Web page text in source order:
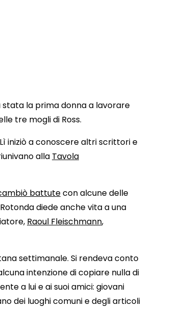
stata la prima donna a lavorare
tre mogli di Ross.
iniziò a conoscere altri scrittori e
alla Tavola
battutecon alcune delle
diede anche vita a una
Raoul Fleischmann,
settimanale. Si rendeva conto
intenzione di copiare nulla di
a lui e ai suoi amici: giovani
dei luoghi comuni e degli articoli